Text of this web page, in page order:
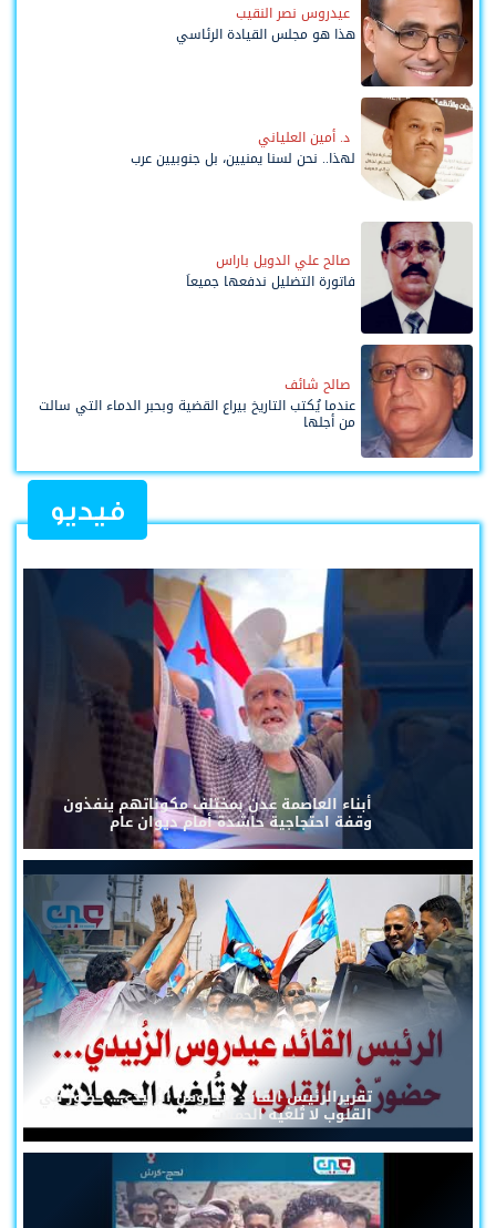
عيدروس نصر النقيب
هذا هو مجلس القيادة الرئاسي
د. أمين العلياني
لهذا.. نحن لسنا يمنيين، بل جنوبيين عرب
صالح علي الدويل باراس
فاتورة التضليل ندفعها جميعاً
صالح شائف
عندما يُكتب التاريخ بيراع القضية وبحبر الدماء التي سالت
من أجلها
فيديو
أبناء العاصمة عدن بمختلف مكوناتهم ينفذون
وقفة احتجاجية حاشدة أمام ديوان عام
تقريرالرئيس القائد عيدروس الزُبيدي... حضورٌ في
القلوب لا تُلغيه الحملات